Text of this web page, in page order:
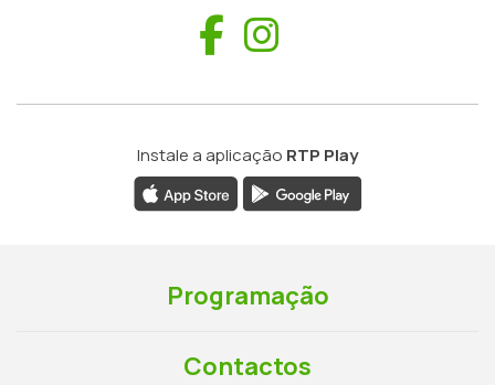
Facebook
Instale a aplicação RTP Play
Programação
Contactos